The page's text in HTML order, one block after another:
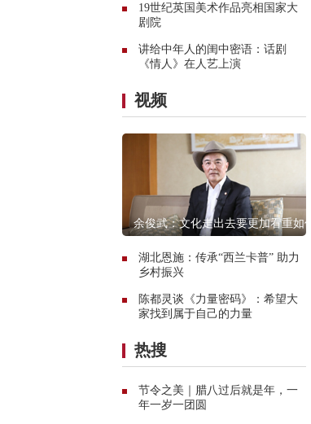
19世纪英国美术作品亮相国家大
剧院
讲给中年人的闺中密语：话剧
《情人》在人艺上演
视频
余俊武：文化走出去要更加看重如何
湖北恩施：传承“西兰卡普” 助力
乡村振兴
陈都灵谈《力量密码》：希望大
家找到属于自己的力量
热搜
节令之美｜腊八过后就是年，一
年一岁一团圆